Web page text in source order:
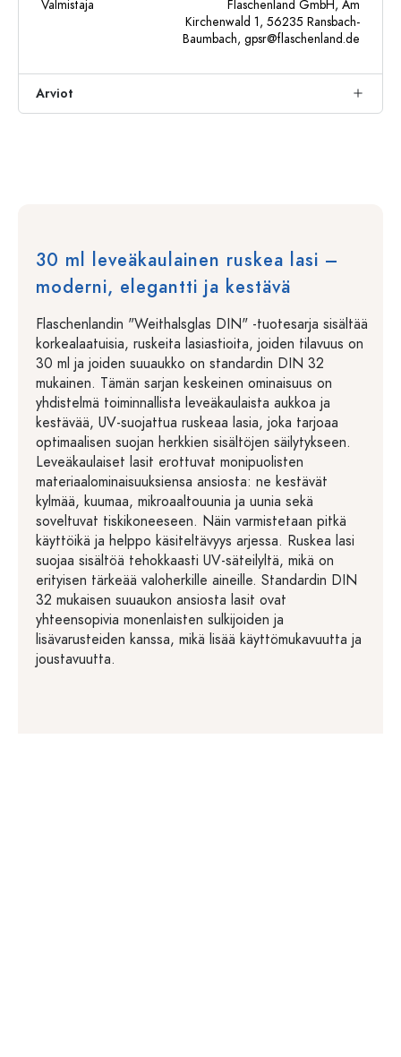
Valmistaja
Flaschenland GmbH, Am
Kirchenwald 1, 56235 Ransbach-
Baumbach, gpsr@flaschenland.de
Arviot
30 ml leveäkaulainen ruskea lasi –
moderni, elegantti ja kestävä
Flaschenlandin "Weithalsglas DIN" -tuotesarja sisältää
korkealaatuisia, ruskeita lasiastioita, joiden tilavuus on
30 ml ja joiden suuaukko on standardin DIN 32
mukainen. Tämän sarjan keskeinen ominaisuus on
yhdistelmä toiminnallista leveäkaulaista aukkoa ja
kestävää, UV-suojattua ruskeaa lasia, joka tarjoaa
optimaalisen suojan herkkien sisältöjen säilytykseen.
Leveäkaulaiset lasit erottuvat monipuolisten
materiaalominaisuuksiensa ansiosta: ne kestävät
kylmää, kuumaa, mikroaaltouunia ja uunia sekä
soveltuvat tiskikoneeseen. Näin varmistetaan pitkä
käyttöikä ja helppo käsiteltävyys arjessa. Ruskea lasi
suojaa sisältöä tehokkaasti UV-säteilyltä, mikä on
erityisen tärkeää valoherkille aineille. Standardin DIN
32 mukaisen suuaukon ansiosta lasit ovat
yhteensopivia monenlaisten sulkijoiden ja
lisävarusteiden kanssa, mikä lisää käyttömukavuutta ja
joustavuutta.